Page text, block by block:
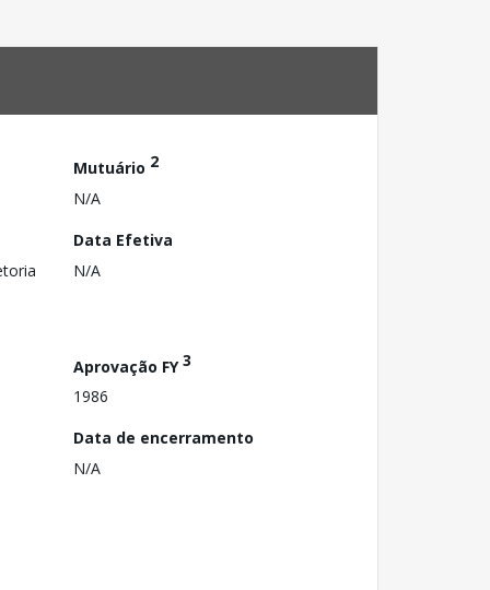
Mutuário 2
N/A
Data Efetiva
N/A
Aprovação FY3
1986
Data de encerramento
N/A